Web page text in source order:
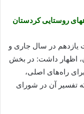
یازدهم در سال جاری و
اظهار داشت: در بخش
اعتبار برای راه‌های اصلی،
تفسیر آن در شورای